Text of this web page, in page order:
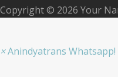
Copyright © 2026 Your
×Anindyatrans Whatsapp!